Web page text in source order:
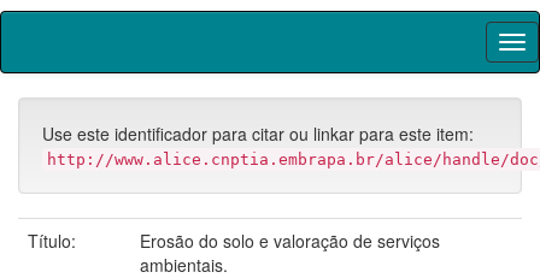
Skip
Use este identificador para citar ou linkar para este item:
http://www.alice.cnptia.embrapa.br/alice/handle/doc/
Título:
Erosão do solo e valoração de serviços
ambientais.